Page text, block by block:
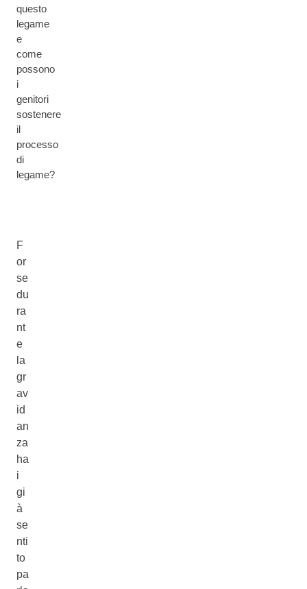
questo
legame
e
come
possono
i
genitori
sostenere
il
processo
di
legame?
F
or
se
du
ra
nt
e
la
gr
av
id
an
za
ha
i
gi
à
se
nti
to
pa